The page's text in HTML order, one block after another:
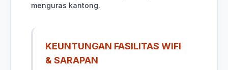
menguras kantong.
KEUNTUNGAN FASILITAS WIFI
& SARAPAN